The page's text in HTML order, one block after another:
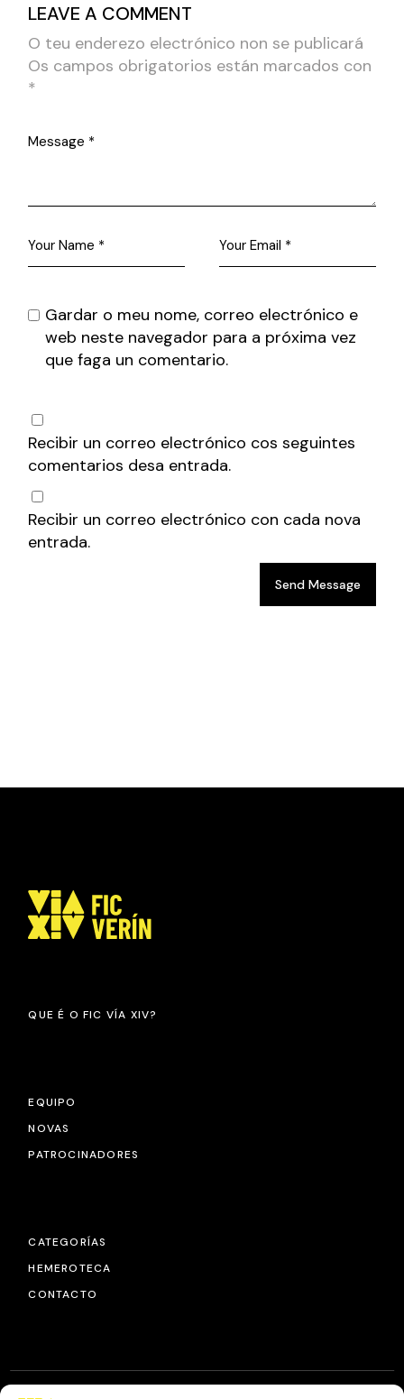
LEAVE A COMMENT
O teu enderezo electrónico non se publicará
Os campos obrigatorios están marcados con
*
Gardar o meu nome, correo electrónico e
web neste navegador para a próxima vez
que faga un comentario.
Recibir un correo electrónico cos seguintes
comentarios desa entrada.
Recibir un correo electrónico con cada nova
entrada.
Send Message
QUE É O FIC VÍA XIV?
EQUIPO
NOVAS
PATROCINADORES
CATEGORÍAS
HEMEROTECA
CONTACTO